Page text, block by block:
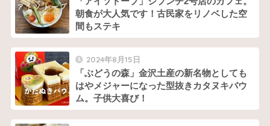
朝食が大人気です！古民家をリノベした空
間もステキ
2024年8月15日
「ぶどうの森」金沢土産の新名物としても
はやメジャーになった型抜きカタヌキバウ
ム。子供大喜び！